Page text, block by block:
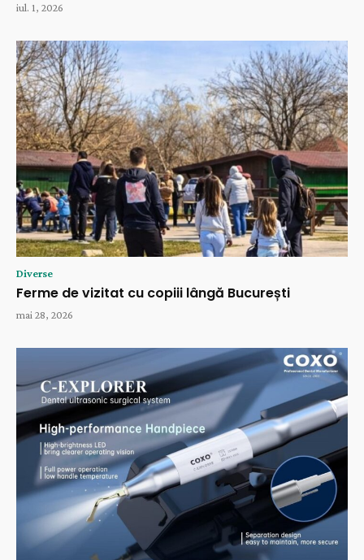
iul. 1, 2026
Diverse
Ferme de vizitat cu copiii lângă București
mai 28, 2026